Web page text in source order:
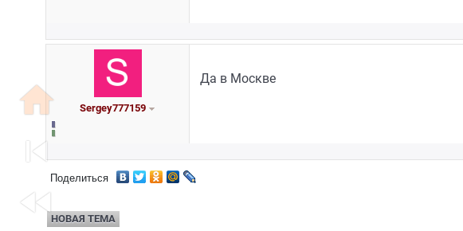
home
skip_previous
fast_rewind
Sergey777159
Да в Москве
Поделиться
НОВАЯ ТЕМА